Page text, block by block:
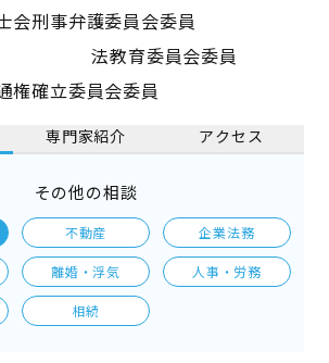
会刑事弁護委員会委員
委員会委員
権確立委員会委員
専門家紹介 アクセス
その他の相談
不動産 企業法務
離婚・浮気 人事・労務
相続